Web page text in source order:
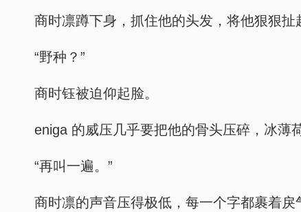
商时凛蹲下身，抓住他的头发，将他狠狠扯
“野种？”
商时钰被迫仰起脸。
eniga 的威压几乎要把他的骨头压碎，冰薄
“再叫一遍。”
商时凛的声音压得极低，每一个字都裹着戾